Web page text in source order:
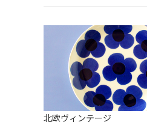
スープカップ
そば猪口・フリーカップ
ココット
薬味入れ
ミキシングボウル
オーナメント
クリーマー
バス・洗面用品
家具小物
小物入れ
アロマポット
ペンダントトップ
すべて見る
北欧ヴィンテージ